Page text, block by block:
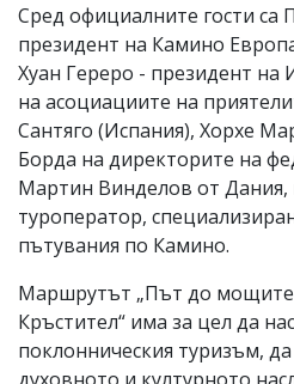
Сред официалните гости са
президент на Камино
Хуан Гереро - президент на
на асоциациите на
Сантяго (Испания), Хорхе
Борда на директорите на
Мартин Винделов от Дания,
туроператор,
пътувания по Камино.
Маршрутът „Път до
Кръстител“ има за цел да
поклонническия туризъм,
духовното и културното